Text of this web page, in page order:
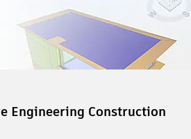
Engineering Construction